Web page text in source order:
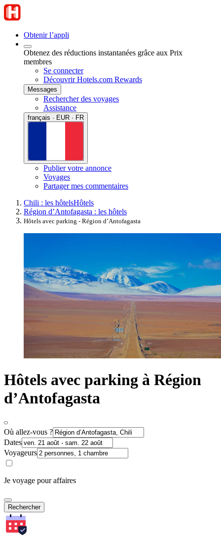
Obtenir l’appli
Obtenez des réductions instantanées grâce aux Prix
membres
Se connecter
Découvrir Hotels.com Rewards
Messages
Rechercher des voyages
Assistance
français · EUR · FR
Publier votre annonce
Voyages
Partager mes commentaires
Chili : les hôtelsHôtels
Région d’Antofagasta : les hôtels
Hôtels avec parking - Région d’Antofagasta
Hôtels avec parking à Région
d’Antofagasta
Où allez-vous ?
Dates
Voyageurs
Je voyage pour affaires
Rechercher